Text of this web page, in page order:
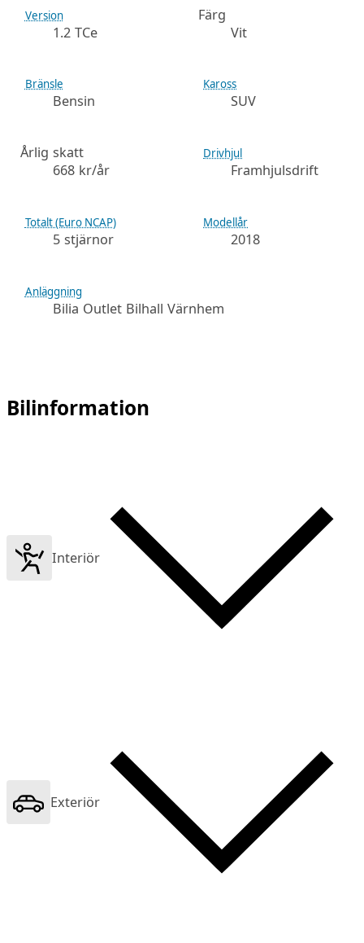
Version
1.2 TCe
Färg
Vit
Bränsle
Bensin
Kaross
SUV
Årlig skatt
668 kr/år
Drivhjul
Framhjulsdrift
Totalt (Euro NCAP)
5 stjärnor
Modellår
2018
Anläggning
Bilia Outlet Bilhall Värnhem
Bilinformation
Interiör
Exteriör